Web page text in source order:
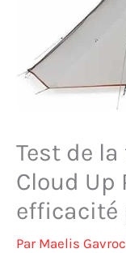
Test de
Cloud Up
efficacité
Par Maelis